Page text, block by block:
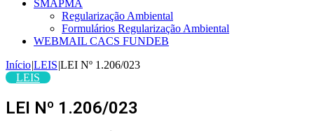
SMAPMA
Regularização Ambiental
Formulários Regularização Ambiental
WEBMAIL CACS FUNDEB
Início|LEIS|LEI Nº 1.206/023
LEIS
LEI Nº 1.206/023